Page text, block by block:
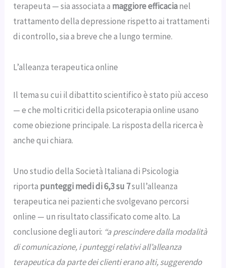
terapeuta — sia associata a maggiore efficacianel
trattamento della depressione rispetto ai trattamenti
di controllo, sia a breve che a lungo termine.
L’alleanza terapeutica online
Il tema su cui il dibattito scientifico è stato più acceso
— e che molti critici della psicoterapia online usano
come obiezione principale. La risposta della ricerca è
anche qui chiara.
Uno studio della Società Italiana di Psicologia
riporta punteggi medi di 6,3 su 7sull’alleanza
terapeutica nei pazienti che svolgevano percorsi
online — un risultato classificato come alto. La
conclusione degli autori: “a prescindere dalla modalità
di comunicazione, i punteggi relativi all’alleanza
terapeutica da parte dei clienti erano alti, suggerendo